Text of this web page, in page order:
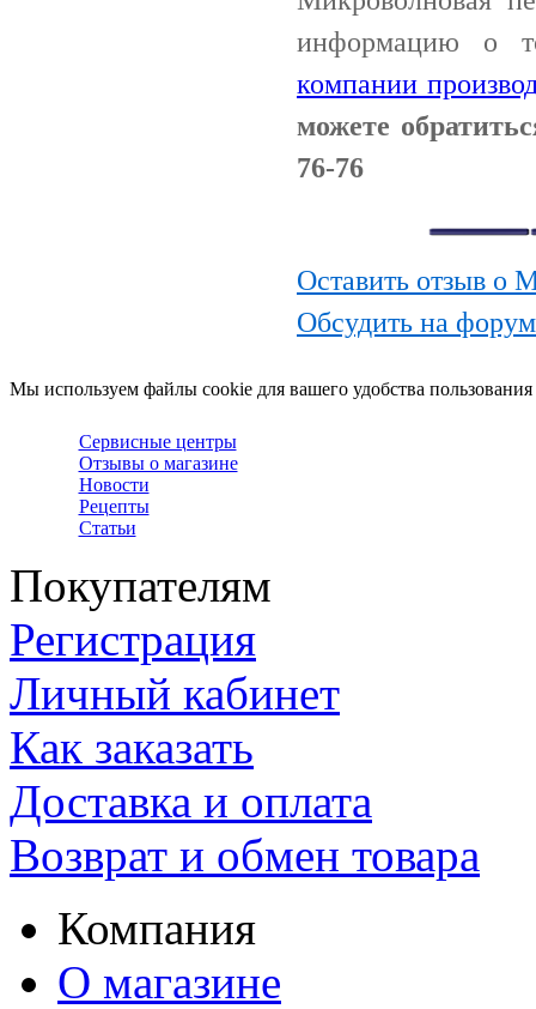
информацию о
компании
можете
76-76
Оставить отзыв о
Обсудить на
Мы используем файлы cookie для вашего удобства
Сервисные центры
Отзывы о магазине
Новости
Рецепты
Статьи
Покупателям
Регистрация
Личный кабинет
Как заказать
Доставка и оплата
Возврат и обмен товара
Компания
О магазине